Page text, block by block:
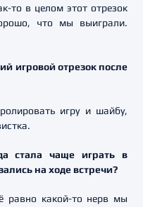
то в целом этот отрезок
что мы выиграли.
игровой отрезок после
игру и шайбу,
стала чаще играть в
на ходе встречи?
равно какой-то нерв мы